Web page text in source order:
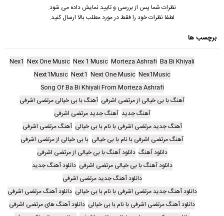
نظرات شما پس از بررسی و تایید نمایش داده می شود.
لطفا نظرات خود را فقط در مورد مطلب بالا ارسال کنید.
برچسب ها
Ba Bi Khiyali
Morteza Ashrafi
Nex 1 Music
Nex One Music
Nex1
Nex1Music
Next One Music
Next1
Next1Music
Song Of Ba Bi Khiyali From Morteza Ashrafi
آهنگ با بی خیالی از مرتضی اشرفی آهنگ با بی خیالی مرتضی اشرفی
آهنگ جدید آهنگ جدید مرتضی اشرفی
آهنگ جدید مرتضی اشرفی با نام با بی خیالی آهنگ مرتضی اشرفی
آهنگ مرتضی اشرفی با نام با بی خیالی با بی خیالی از مرتضی اشرفی
دانلود آهنگ دانلود آهنگ با بی خیالی از مرتضی اشرفی
دانلود آهنگ با بی خیالی مرتضی اشرفی دانلود آهنگ جدید
دانلود آهنگ جدید مرتضی اشرفی
دانلود آهنگ جدید مرتضی اشرفی با نام با بی خیالی دانلود آهنگ مرتضی اشرفی
دانلود آهنگ مرتضی اشرفی با نام با بی خیالی دانلود آهنگ های مرتضی اشرفی